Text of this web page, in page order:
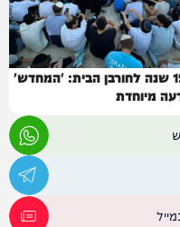
1958 שנה לחורבן הבית: 'המחדש'
מיוחדת